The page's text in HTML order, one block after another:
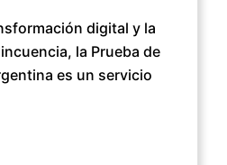
digital y la
la Prueba de
es un servicio